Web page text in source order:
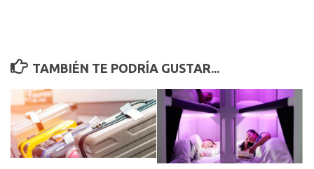
TAMBIÉN TE PODRÍA GUSTAR...